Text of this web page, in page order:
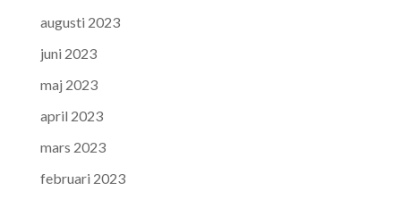
augusti 2023
juni 2023
maj 2023
april 2023
mars 2023
februari 2023